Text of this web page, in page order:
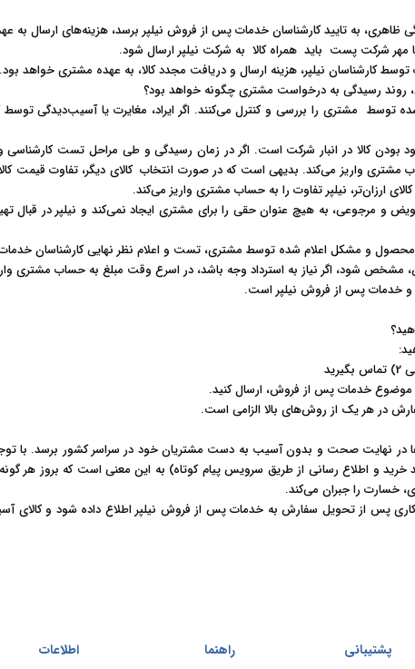
ظاهری، به تایید کارشناسان خدمات پس از فروش نیلپر برسد، هزینه‌های ارسال به
شرکت پست باید همراه کالا به شرکت نیلپر ارسال شود.
توسط کارشناسان نیلپر، هزینه ارسال و دریافت مجدد کالا، به عهده مشتری خواهد بود.
رسیدگی به درخواست مشتری چگونه خواهد بود؟
توسط مشتری را بررسی و کنترل می‌‏کنند. اگر ایراد، مغایرت یا آسیب‌دیدگی
کالا در انبار شرکت است. اگر در زمان رسیدگی و طی مراحل تست کارشناسی و
مشتری واریز می‌کند. بدیهی است که در صورت انتخاب کالای دیگر، تفاوت قیمت
ارزان‌تر، نیلپر تفاوت را به حساب مشتری واریز می‌کند.
و مرجوعی، به هیچ عنوان حقی را برای مشتری ایجاد نمی‌کند و نیلپر در قبال
اعلام شده توسط مشتری، تست و اعلام نظر نهایی کارشناسان خدمات پس از فروش، به طور
شود، اگر نیاز به استرداد وجه باشد، در اسرع وقت مبلغ به حساب مشتری
و خدمات پس از فروش نیلپر است.
:
موضوع خدمات پس از فروش، ارسال کنید.
در هر یک از روش‌های بالا الزامی است.
در نهایت صحت و بدون آسیب به دست مشتریان خود در سراسر کشور برسد. با
سبد خرید و اطلاع رسانی از طریق سرویس پیام کوتاه) به این معنی است که بروز
خسارت را جبران می‌‏کند.
از حمل و نقل باید در عرض 24 ساعت کاری پس از تحویل سفارش به خدمات پس از فروش نیلپر
پشتیبانی راهنما اطلاعات